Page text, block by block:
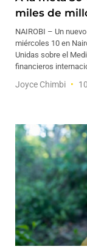
miles de
NAIROBI – Un
miércoles 10 en
Unidas sobre el
financieros
Joyce Chimbi